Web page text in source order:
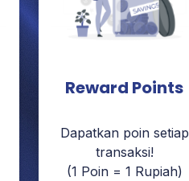
Reward Points
Dapatkan poin setiap
transaksi!
(1 Poin = 1 Rupiah)